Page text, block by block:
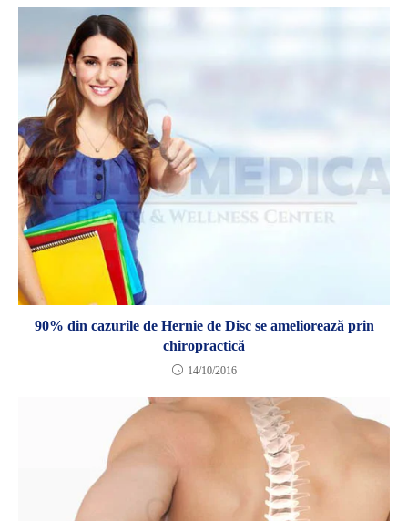
90% din cazurile de Hernie de Disc se ameliorează prin
chiropractică
14/10/2016